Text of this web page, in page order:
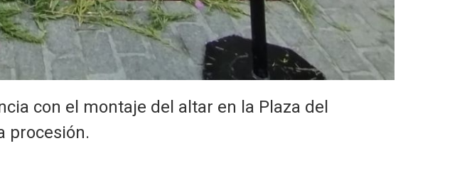
con el montaje del altar en la Plaza del
procesión.